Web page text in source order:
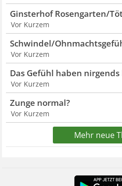
Ginsterhof Rosengarten/
Vor Kurzem
Schwindel/
Vor Kurzem
Das Gefühl haben
Vor Kurzem
Zunge normal?
Vor Kurzem
Mehr neue